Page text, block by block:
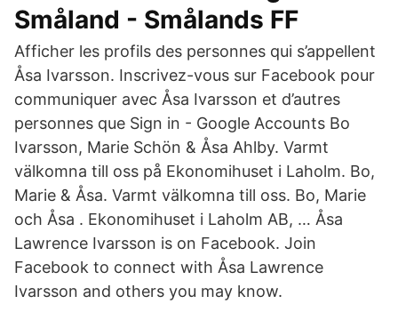
Småland - Smålands FF
Afficher les profils des personnes qui s’appellent
Åsa Ivarsson. Inscrivez-vous sur Facebook pour
communiquer avec Åsa Ivarsson et d’autres
personnes que Sign in - Google Accounts Bo
Ivarsson, Marie Schön & Åsa Ahlby. Varmt
välkomna till oss på Ekonomihuset i Laholm. Bo,
Marie & Åsa. Varmt välkomna till oss. Bo, Marie
och Åsa . Ekonomihuset i Laholm AB, … Åsa
Lawrence Ivarsson is on Facebook. Join
Facebook to connect with Åsa Lawrence
Ivarsson and others you may know.